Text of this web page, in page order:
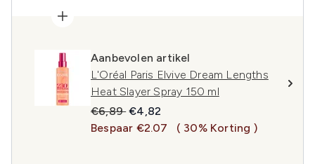
Aanbevolen artikel
L'Oréal Paris Elvive Dream Lengths
Heat Slayer Spray 150 ml
Recommended Retail Price:
€6,89Huidige prijs:
€4,82
Bespaar €2.07
( 30% Korting )